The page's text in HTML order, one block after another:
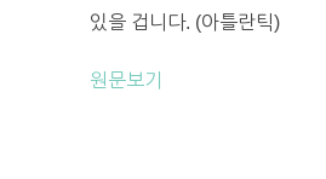
있을 겁니다. (아틀란틱)
원문보기